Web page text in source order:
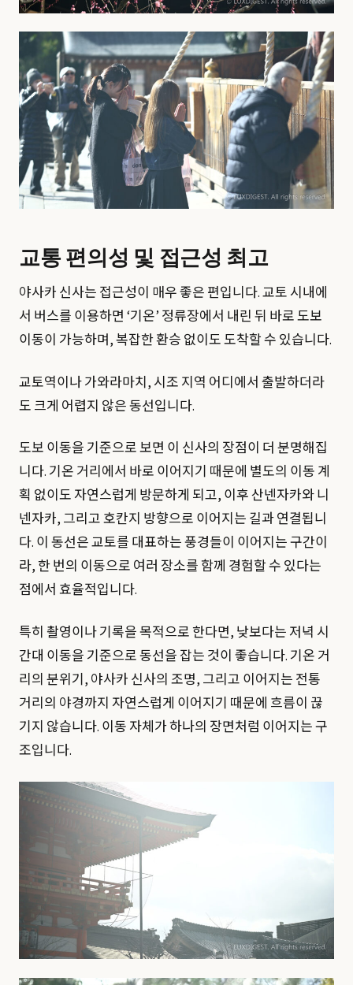
교통 편의성 및 접근성 최고
야사카 신사는 접근성이 매우 좋은 편입니다. 교토 시내에
서 버스를 이용하면 ‘기온’ 정류장에서 내린 뒤 바로 도보
이동이 가능하며, 복잡한 환승 없이도 도착할 수 있습니다.
교토역이나 가와라마치, 시조 지역 어디에서 출발하더라
도 크게 어렵지 않은 동선입니다.
도보 이동을 기준으로 보면 이 신사의 장점이 더 분명해집
니다. 기온 거리에서 바로 이어지기 때문에 별도의 이동 계
획 없이도 자연스럽게 방문하게 되고, 이후 산넨자카와 니
넨자카, 그리고 호칸지 방향으로 이어지는 길과 연결됩니
다. 이 동선은 교토를 대표하는 풍경들이 이어지는 구간이
라, 한 번의 이동으로 여러 장소를 함께 경험할 수 있다는
점에서 효율적입니다.
특히 촬영이나 기록을 목적으로 한다면, 낮보다는 저녁 시
간대 이동을 기준으로 동선을 잡는 것이 좋습니다. 기온 거
리의 분위기, 야사카 신사의 조명, 그리고 이어지는 전통
거리의 야경까지 자연스럽게 이어지기 때문에 흐름이 끊
기지 않습니다. 이동 자체가 하나의 장면처럼 이어지는 구
조입니다.